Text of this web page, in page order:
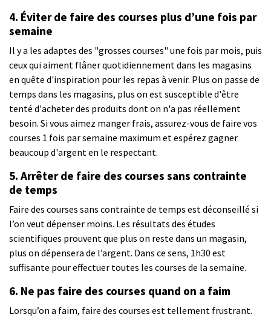
4. Éviter de faire des courses plus d’une fois par
semaine
Il y a les adaptes des "grosses courses" une fois par mois, puis
ceux qui aiment flâner quotidiennement dans les magasins
en quête d'inspiration pour les repas à venir. Plus on passe de
temps dans les magasins, plus on est susceptible d'être
tenté d'acheter des produits dont on n'a pas réellement
besoin. Si vous aimez manger frais, assurez-vous de faire vos
courses 1 fois par semaine maximum et espérez gagner
beaucoup d'argent en le respectant.
5. Arrêter de faire des courses sans contrainte
de temps
Faire des courses sans contrainte de temps est déconseillé si
l’on veut dépenser moins. Les résultats des études
scientifiques prouvent que plus on reste dans un magasin,
plus on dépensera de l’argent. Dans ce sens, 1h30 est
suffisante pour effectuer toutes les courses de la semaine.
6. Ne pas faire des courses quand on a faim
Lorsqu’on a faim, faire des courses est tellement frustrant.